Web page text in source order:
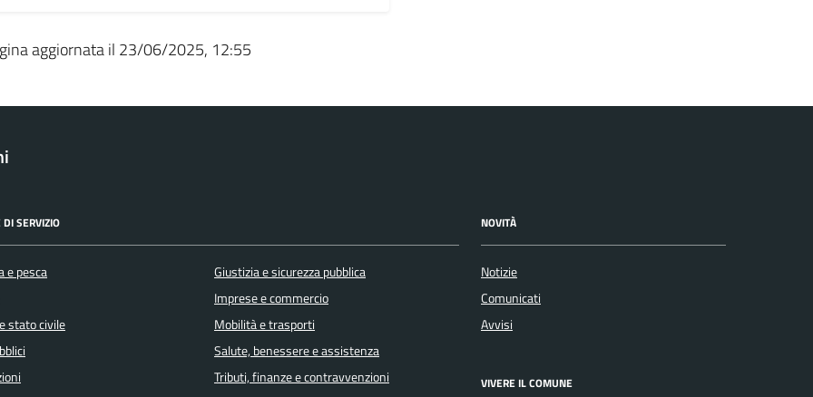
aggiornata il 23/06/2025, 12:55
DI SERVIZIO
e pesca
stato civile
Giustizia e sicurezza pubblica
Imprese e commercio
Mobilità e trasporti
Salute, benessere e assistenza
Tributi, finanze e contravvenzioni
NOVITÀ
Notizie
Comunicati
Avvisi
VIVERE IL COMUNE